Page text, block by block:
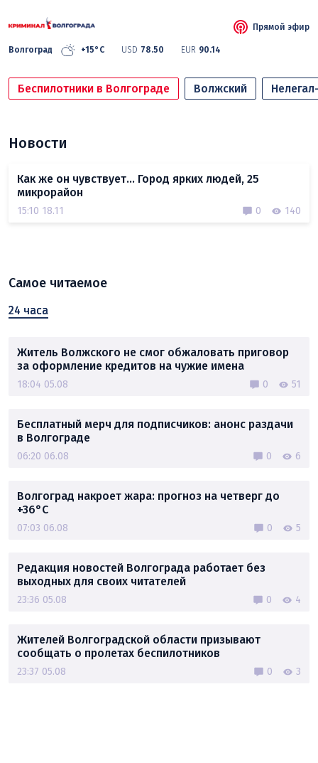
Волгоград +15°C USD 78.50 EUR 90.14
Прямой эфир
Беспилотники в Волгограде Волжский
Новости
Как же он чувствует… Город ярких людей, 25
микрорайон
15:10 18.11 0 140
Самое читаемое
24 часа
Житель Волжского не смог обжаловать приговор
за оформление кредитов на чужие имена
18:04 05.08 0 51
Бесплатный мерч для подписчиков: анонс раздачи
в Волгограде
06:20 06.08 0 6
Волгоград накроет жара: прогноз на четверг до
+36°C
07:03 06.08 0 5
Редакция новостей Волгограда работает без
выходных для своих читателей
23:36 05.08 0 4
Жителей Волгоградской области призывают
сообщать о пролетах беспилотников
23:37 05.08 0 3